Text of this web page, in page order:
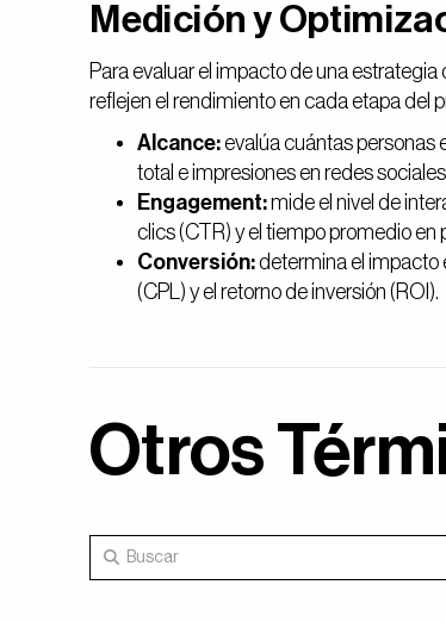
Medición y
Para evaluar el impacto de una
reflejen el rendimiento en cada etapa del
Alcance:evalúa cuántas personas
total e impresiones en redes
Engagement:mide el nivel de
clics (CTR) y el tiempo promedio en
Conversión:determina el impacto
(CPL) y el retorno de inversión (ROI).
Otros